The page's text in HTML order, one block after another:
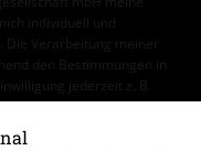
individuell und
Verarbeitung meiner
den Bestimmungen in
jederzeit z. B.